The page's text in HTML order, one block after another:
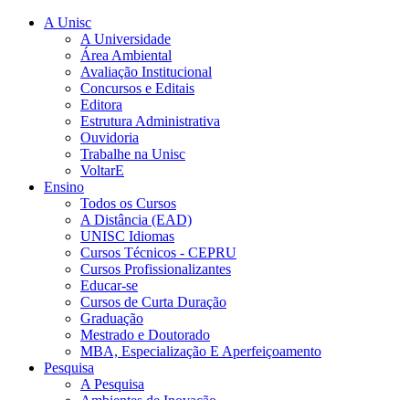
A Unisc
A Universidade
Área Ambiental
Avaliação Institucional
Concursos e Editais
Editora
Estrutura Administrativa
Ouvidoria
Trabalhe na Unisc
VoltarE
Ensino
Todos os Cursos
A Distância (EAD)
UNISC Idiomas
Cursos Técnicos - CEPRU
Cursos Profissionalizantes
Educar-se
Cursos de Curta Duração
Graduação
Mestrado e Doutorado
MBA, Especialização E Aperfeiçoamento
Pesquisa
A Pesquisa